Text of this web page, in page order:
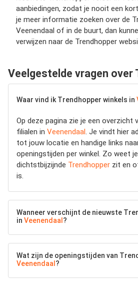
aanbiedingen, zodat je nooit een
je meer informatie zoeken over de
Veenendaal of in de buurt, dan
verwijzen naar de Trendhopper
Veelgestelde vragen over
Waar vind ik Trendhopper winkels in
Op deze pagina zie je een overzicht
filialen in Veenendaal. Je vindt hier
tot jouw locatie en handige links
openingstijden per winkel. Zo weet
dichtstbijzijnde Trendhopper zit en
is.
Wanneer verschijnt de nieuwste
in Veenendaal ?
Wat zijn de openingstijden van
Veenendaal ?